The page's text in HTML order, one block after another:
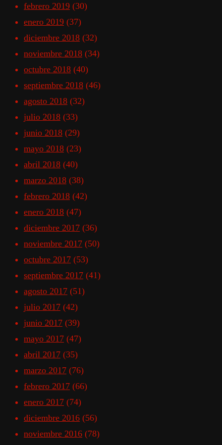
febrero 2019 (30)
enero 2019 (37)
diciembre 2018 (32)
noviembre 2018 (34)
octubre 2018 (40)
septiembre 2018 (46)
agosto 2018 (32)
julio 2018 (33)
junio 2018 (29)
mayo 2018 (23)
abril 2018 (40)
marzo 2018 (38)
febrero 2018 (42)
enero 2018 (47)
diciembre 2017 (36)
noviembre 2017 (50)
octubre 2017 (53)
septiembre 2017 (41)
agosto 2017 (51)
julio 2017 (42)
junio 2017 (39)
mayo 2017 (47)
abril 2017 (35)
marzo 2017 (76)
febrero 2017 (66)
enero 2017 (74)
diciembre 2016 (56)
noviembre 2016 (78)